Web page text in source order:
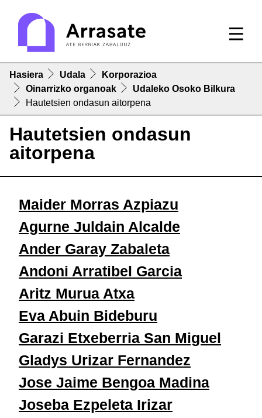
Hasiera Udala
Korporazioa
Oinarrizko organoak
Udaleko Osoko Bilkura
Hautetsien ondasun aitorpena
Hautetsien ondasun
aitorpena
Maider Morras Azpiazu
Agurne Juldain Alcalde
Ander Garay Zabaleta
Andoni Arratibel Garcia
Aritz Murua Atxa
Eva Abuin Bideburu
Garazi Etxeberria San Miguel
Gladys Urizar Fernandez
Jose Jaime Bengoa Madina
Joseba Ezpeleta Irizar